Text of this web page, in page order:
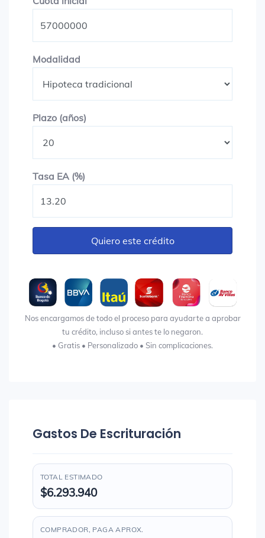
Modalidad
Plazo (años)
Tasa EA (%)
Quiero este crédito
Nos encargamos de todo el proceso para ayudarte a aprobar
tu crédito, incluso si antes te lo negaron.
• Gratis • Personalizado • Sin complicaciones.
Gastos De Escrituración
TOTAL ESTIMADO
$6.293.940
COMPRADOR, PAGA APROX.